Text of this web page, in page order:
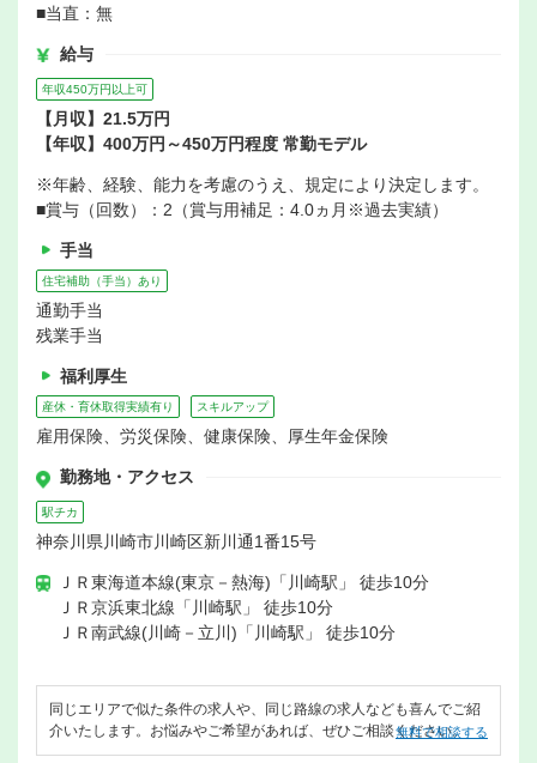
■当直：無
給与
年収450万円以上可
【月収】21.5万円
【年収】400万円～450万円程度 常勤モデル
※年齢、経験、能力を考慮のうえ、規定により決定します。
■賞与（回数）：2（賞与用補足：4.0ヵ月※過去実績）
手当
住宅補助（手当）あり
通勤手当
残業手当
福利厚生
産休・育休取得実績有り スキルアップ
雇用保険、労災保険、健康保険、厚生年金保険
勤務地・アクセス
駅チカ
神奈川県川崎市川崎区新川通1番15号
ＪＲ東海道本線(東京－熱海)「川崎駅」 徒歩10分
ＪＲ京浜東北線「川崎駅」 徒歩10分
ＪＲ南武線(川崎－立川)「川崎駅」 徒歩10分
同じエリアで似た条件の求人や、同じ路線の求人なども喜んでご紹
介いたします。お悩みやご希望があれば、ぜひご相談ください。
無料で相談する